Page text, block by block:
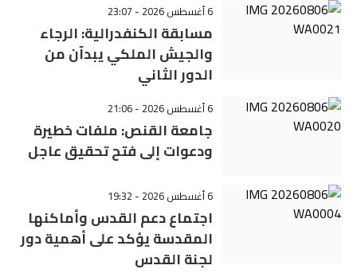
6 أغسطس 2026 - 23:07
مسابقة الكنفدرالية: الرجاء
والجيش الملكي يبدآن من
الدور الثاني
6 أغسطس 2026 - 21:06
جامعة القنص: ملفات خطيرة
ودعوات إلى فتح تحقيق عاجل
6 أغسطس 2026 - 19:32
اجتماع دعم القدس وأماكنها
المقدسة يؤكد على أهمية دور
لجنة القدس